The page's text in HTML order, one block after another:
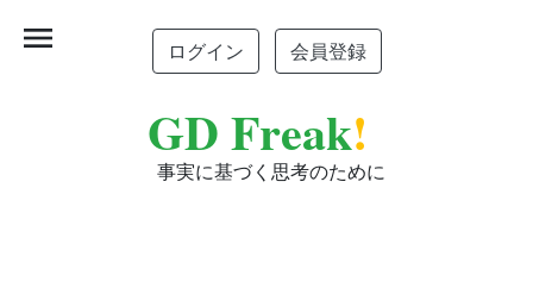
ログイン 会員登録
GD Freak!
事実に基づく思考のために
menu